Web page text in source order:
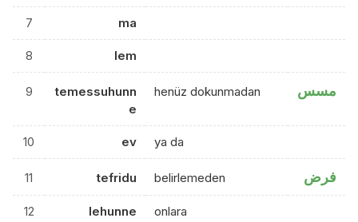
7 ma
8 lem
9
temessuhunn
e
henüz dokunmadan مسس
10 ev ya da
11 tefridu belirlemeden فرض
12 lehunne onlara